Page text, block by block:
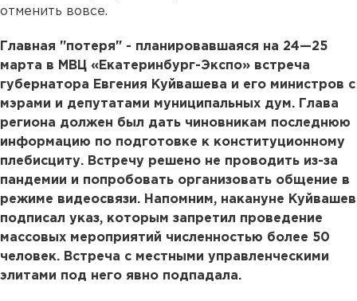
отменить вовсе.
Главная "потеря" - планировавшаяся на 24—25
марта в МВЦ «Екатеринбург-Экспо» встреча
губернатора Евгения Куйвашева и его министров с
мэрами и депутатами муниципальных дум. Глава
региона должен был дать чиновникам последнюю
информацию по подготовке к конституционному
плебисциту. Встречу решено не проводить из-за
пандемии и попробовать организовать общение в
режиме видеосвязи. Напомним, накануне Куйвашев
подписал указ, которым запретил проведение
массовых мероприятий численностью более 50
человек. Встреча с местными управленческими
элитами под него явно подпадала.